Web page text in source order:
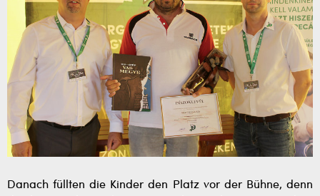
Danach füllten die Kinder den Platz vor der Bühne, denn